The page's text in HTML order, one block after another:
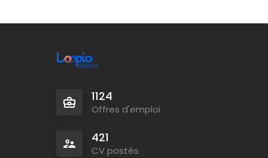
1124
Offres d'emploi
421
CV postés